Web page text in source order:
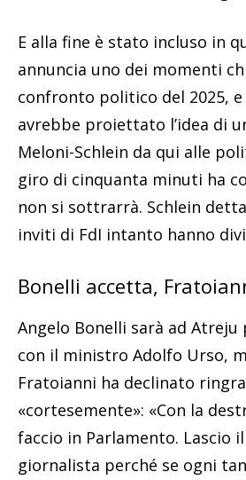
E alla fine è stato incluso in
annuncia uno dei momenti
confronto politico del 2025,
avrebbe proiettato l’idea di
Meloni-Schlein da qui alle
giro di cinquanta minuti ha
non si sottrarrà. Schlein
inviti di FdI intanto hanno
Bonelli accetta,
Angelo Bonelli sarà ad
con il ministro Adolfo Urso,
Fratoianni ha declinato
«cortesemente»: «Con la
faccio in Parlamento. Lascio
giornalista perché se ogni